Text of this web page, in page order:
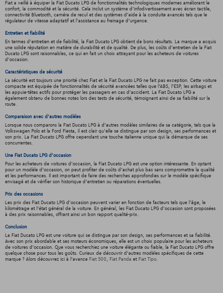
Fiat a veillé à équiper la Fiat Ducato LPG de fonctionnalités technologiques modernes améliorant le
confort, la commodité et la sécurité. Cela inclut un système d'infodivertissement avec écran tactile,
connectivité Bluetooth, caméra de recul et des systèmes d'aide à la conduite avancés tels que le
régulateur de vitesse adaptatif et l'assistance au freinage d'urgence.
Entretien et fiabilité
En termes d'entretien et de fiabilité, la Fiat Ducato LPG obtient de bons résultats. La marque a acquis
une solide réputation en matière de durabilité et de qualité. De plus, les coûts d'entretien de la Fiat
Ducato LPG sont raisonnables, ce qui en fait un choix attrayant pour les acheteurs de voitures
d'occasion.
Caractéristiques de sécurité
La sécurité est toujours une priorité chez Fiat et la Fiat Ducato LPG ne fait pas exception. Cette voiture
compacte est équipée de fonctionnalités de sécurité avancées telles que l'ABS, l'ESP, les airbags et
les appuie-têtes actifs pour protéger les passagers en cas d'accident. La Fiat Ducato LPG a
également obtenu de bonnes notes lors des tests de sécurité, témoignant ainsi de sa fiabilité sur la
route.
Comparaison avec d'autres modèles
Lorsque nous comparons la Fiat Ducato LPG à d'autres modèles similaires de sa catégorie, tels que la
Volkswagen Polo et la Ford Fiesta, il est clair qu'elle se distingue par son design, ses performances et
son prix. La Fiat Ducato LPG offre cependant une touche italienne unique qui la démarque de ses
concurrentes.
Une Fiat Ducato LPG d'occasion
Pour les acheteurs de voitures d'occasion, la Fiat Ducato LPG est une option intéressante. En optant
pour un modèle d'occasion, on peut profiter de coûts d'achat plus bas sans compromettre la qualité
et les performances. Il est important de faire des recherches approfondies sur le modèle spécifique
envisagé et de vérifier son historique d'entretien ou réparations éventuelles.
Prix des occasions
Les prix des Fiat Ducato LPG d'occasion peuvent varier en fonction de facteurs tels que l'âge, le
kilométrage et l'état général de la voiture. En général, les Fiat Ducato LPG d'occasion sont proposées
à des prix raisonnables, offrant ainsi un bon rapport qualité-prix.
Conclusion
La Fiat Ducato LPG est une voiture qui se distingue par son design, ses performances et sa fiabilité.
Avec son prix abordable et ses moteurs économiques, elle est un choix populaire pour les acheteurs
de voitures d'occasion. Que vous recherchiez une voiture élégante ou fiable, la Fiat Ducato LPG offre
quelque chose pour tous les goûts. Curieux de découvrir d'autres modèles spécifiques de cette
marque ? Alors découvrez ici à l'avance Fiat 500 , Fiat Panda et Fiat Tipo.